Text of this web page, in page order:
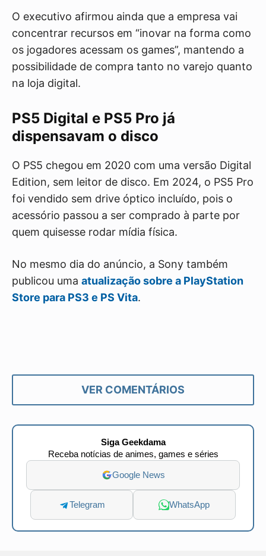
O executivo afirmou ainda que a empresa vai
concentrar recursos em “inovar na forma como
os jogadores acessam os games”, mantendo a
possibilidade de compra tanto no varejo quanto
na loja digital.
PS5 Digital e PS5 Pro já
dispensavam o disco
O PS5 chegou em 2020 com uma versão Digital
Edition, sem leitor de disco. Em 2024, o PS5 Pro
foi vendido sem drive óptico incluído, pois o
acessório passou a ser comprado à parte por
quem quisesse rodar mídia física.
No mesmo dia do anúncio, a Sony também
publicou uma atualização sobre a PlayStation
Store para PS3 e PS Vita.
VER COMENTÁRIOS
Siga Geekdama
Receba notícias de animes, games e séries
Google News
Telegram WhatsApp